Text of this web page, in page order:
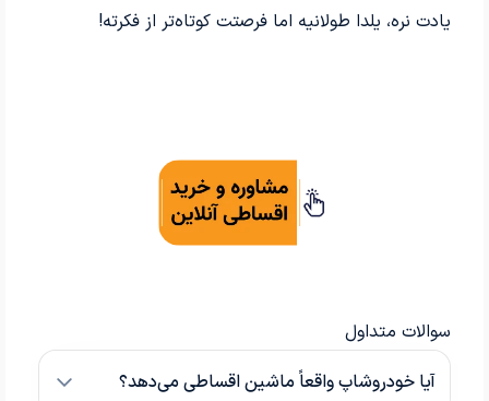
یادت نره، یلدا طولانیه اما فرصتت کوتاه‌تر از فکرته!
سوالات متداول
آیا خودروشاپ واقعاً ماشین اقساطی می‌دهد؟